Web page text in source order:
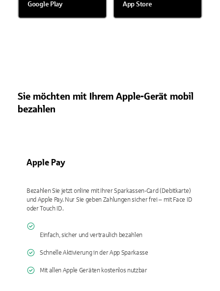
Google Play App Store
Sie möchten mit Ihrem Apple-Gerät mobil
bezahlen
Apple Pay
Bezahlen Sie jetzt online mit Ihrer Sparkassen-Card (Debitkarte)
und Apple Pay. Nur Sie geben Zahlungen sicher frei – mit Face ID
oder Touch ID.
Einfach, sicher und vertraulich bezahlen
Schnelle Aktivierung in der App Sparkasse
Mit allen Apple Geräten kostenlos nutzbar